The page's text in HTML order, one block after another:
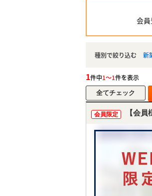
会
種別で絞り込む 新
1件中1～1件を表示
会員限定 【会員